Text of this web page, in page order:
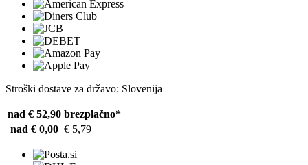
Stroški dostave za državo: Slovenija
nad € 52,90 brezplačno*
nad € 0,00 € 5,79